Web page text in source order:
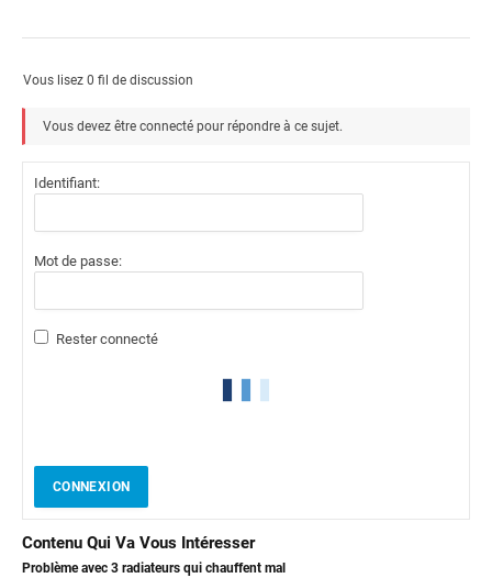
Vous lisez 0 fil de discussion
Vous devez être connecté pour répondre à ce sujet.
Identifiant:
Mot de passe:
Rester connecté
CONNEXION
Contenu Qui Va Vous Intéresser
Problème avec 3 radiateurs qui chauffent mal